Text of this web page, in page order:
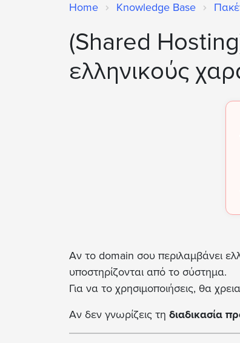
Home Knowledge Base
(Shared
ελληνικούς
Αν το domain σου περιλαμβάνει
υποστηρίζονται από το σύστημα.
Για να το χρησιμοποιήσεις, θα
Αν δεν γνωρίζεις τη διαδικασία